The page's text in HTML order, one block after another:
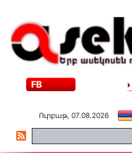
FB
Ուրբաթ, 07.08.2026